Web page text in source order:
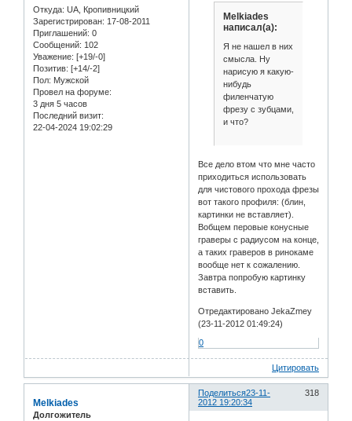
Откуда: UA, Кропивницкий
Зарегистрирован: 17-08-2011
Приглашений: 0
Сообщений: 102
Уважение: [+19/-0]
Позитив: [+14/-2]
Пол: Мужской
Провел на форуме:
3 дня 5 часов
Последний визит:
22-04-2024 19:02:29
Melkiades
написал(а):
Я не нашел в них
смысла. Ну
нарисую я какую-
нибудь
филенчатую
фрезу с зубцами,
и что?
Все дело втом что мне часто
приходиться использовать
для чистового прохода фрезы
вот такого профиля: (блин,
картинки не вставляет).
Вобщем перовые конусные
граверы с радиусом на конце,
а таких граверов в ринокаме
вообще нет к сожалению.
Завтра попробую картинку
вставить.
Отредактировано JekaZmey
(23-11-2012 01:49:24)
0
Цитировать
Поделиться 318
23-11-
2012 19:20:34
Melkiades
Долгожитель